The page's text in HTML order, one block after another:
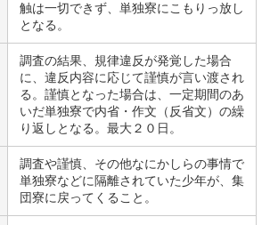
触は一切できず、単独寮にこもりっ放し
となる。
調査の結果、規律違反が発覚した場合
に、違反内容に応じて謹慎が言い渡され
る。謹慎となった場合は、一定期間のあ
いだ単独寮で内省・作文（反省文）の繰
り返しとなる。最大２０日。
調査や謹慎、その他なにかしらの事情で
単独寮などに隔離されていた少年が、集
団寮に戻ってくること。